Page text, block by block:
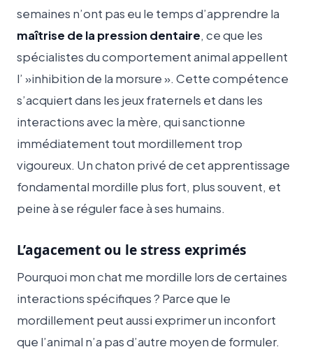
semaines n’ont pas eu le temps d’apprendre la
maîtrise de la pression dentaire, ce que les
spécialistes du comportement animal appellent
l’ »inhibition de la morsure ». Cette compétence
s’acquiert dans les jeux fraternels et dans les
interactions avec la mère, qui sanctionne
immédiatement tout mordillement trop
vigoureux. Un chaton privé de cet apprentissage
fondamental mordille plus fort, plus souvent, et
peine à se réguler face à ses humains.
L’agacement ou le stress exprimés
Pourquoi mon chat me mordille lors de certaines
interactions spécifiques ? Parce que le
mordillement peut aussi exprimer un inconfort
que l’animal n’a pas d’autre moyen de formuler.